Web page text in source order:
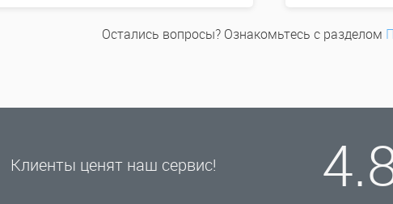
Остались вопросы? Ознакомьтесь с разделом
Клиенты ценят наш сервис!